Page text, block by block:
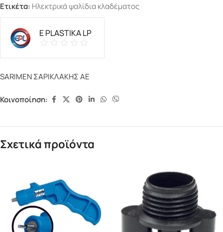
Ετικέτα: Ηλεκτρικά ψαλίδια κλαδέματος
E PLASTIKA LP
SARIMEN ΣΑΡΙΚΛΑΚΗΣ ΑΕ
Κοινοποίηση:
Σχετικά προϊόντα